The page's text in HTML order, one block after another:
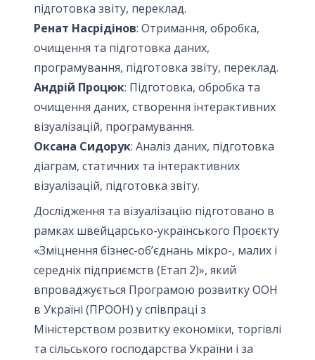
підготовка звіту, переклад.
Ренат Насрідінов: Отримання, обробка,
очищення та підготовка даних,
програмування, підготовка звіту, переклад.
Андрій Процюк: Підготовка, обробка та
очищення даних, створення інтерактивних
візуалізацій, програмування.
Оксана Сидорук: Аналіз даних, підготовка
діаграм, статичних та інтерактивних
візуалізацій, підготовка звіту.
Дослідження та візуалізацію підготовано в
рамках швейцарсько-українського Проєкту
«Зміцнення бізнес-об’єднань мікро-, малих і
середніх підприємств (Етап 2)», який
впроваджується Програмою розвитку ООН
в Україні (ПРООН) у співпраці з
Міністерством розвитку економіки, торгівлі
та сільського господарства України і за